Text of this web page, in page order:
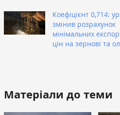
Коефіцієнт 0,714:
змінив розрахунок
мінімальних
цін на зернові та
Матеріали до теми